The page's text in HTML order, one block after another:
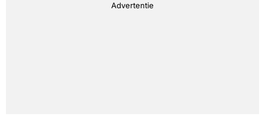
Advertentie